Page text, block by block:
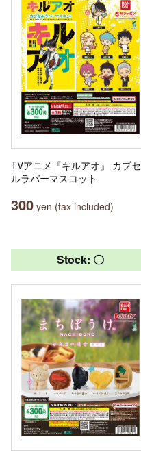
TVアニメ『キルアオ』 カプセ
ルラバーマスコット
300 yen (tax included)
Stock: 〇